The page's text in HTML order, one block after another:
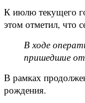
К июлю текущего
этом отметил, что
В ходе
пришедшие от
В рамках
рождения.